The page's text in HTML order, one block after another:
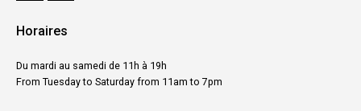
Horaires
Du mardi au samedi de 11h à 19h
From Tuesday to Saturday from 11am to 7pm